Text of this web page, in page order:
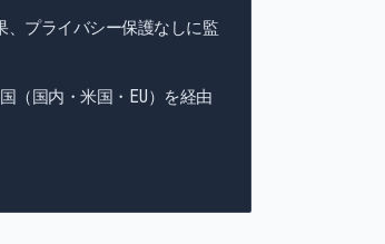
プライバシー保護なしに監
（国内・米国・EU）を経由